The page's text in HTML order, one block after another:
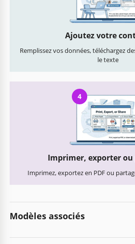
Ajoutez votre
Remplissez vos données, téléchargez
le texte
4
Imprimer, exporter
Imprimez, exportez en PDF ou
Modèles associés